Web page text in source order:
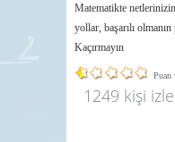
Matematikte
yollar, başarılı
Kaçırmayın
Puan
1249 kişi